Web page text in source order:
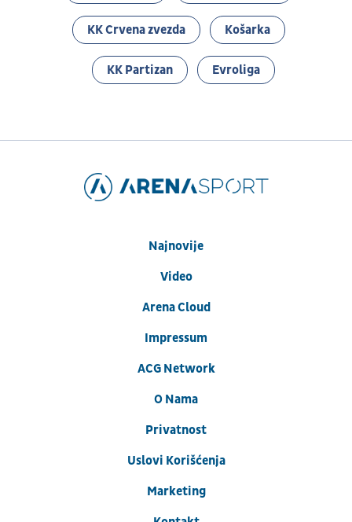
KK Crvena zvezda Košarka
KK Partizan Evroliga
Najnovije
Video
Arena Cloud
Impressum
ACG Network
O Nama
Privatnost
Uslovi Korišćenja
Marketing